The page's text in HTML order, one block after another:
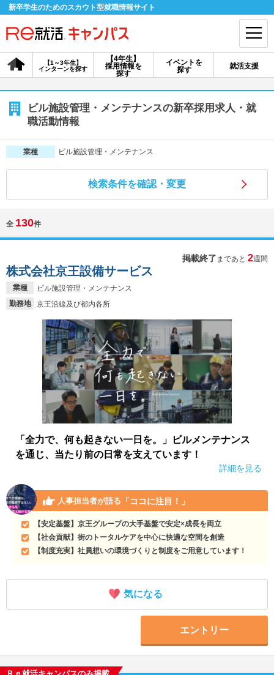
新卒学生のためのスカウト型就職情報サイト
【4年生】
採用情報を
探す
【1～3年生】
インターンを探す
イベントを
探す
就活支援
会員登録 ログイン
会員ID・パスワードを忘れた方はこちら
説明会を探す
インターンを探す
イベントを探す
就活ノウハウ・サポート
適職診断
あなたに合う仕事を診断！
就活チャンネル
動画で対策講座をチェック
就活ニュースペーパー
就活時事ニュースを更新
よくある質問
不明点があればこちら
ビル施設管理・メンテナンスの新卒採用求人・就
職活動情報
業種 ビル施設管理・メンテナンス
検索条件を確認・変更
全 130件
掲載終了 まであと 2週間
業種
ビル施設管理・メンテナンス
勤務地
京王沿線及び都内各所
株式会社京王設備サービス
「全力で、何も起きない一日を。」ビルメンテナンス
を通じ、当たり前の日常を支えています！
詳細を見る
人事担当者が語る 「ココに注目！」
【安定基盤】京王グループの大手基盤で安定×成長を両立
【社会貢献】街のトータルケアを中心に快適な空間を創造
【制度充実】社員想いの環境づくりと制度をご用意しています！
気になる
エントリー